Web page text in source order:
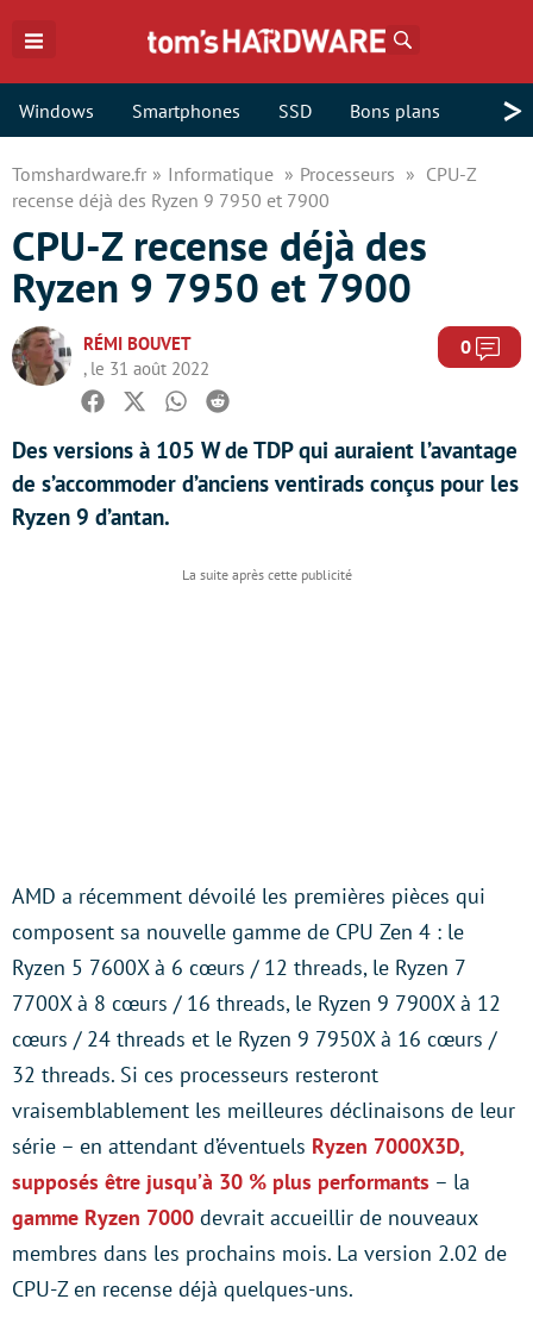
Windows Smartphones SSD Bons plans >
Tomshardware.fr Informatique Processeurs
CPU-Z
recense déjà des Ryzen 9 7950 et 7900
CPU-Z recense déjà des
Ryzen 9 7950 et 7900
RÉMI BOUVET
, le 31 août 2022
0
Facebook
TwitterWhatsapp
Reddit
Des versions à 105 W de TDP qui auraient l’avantage
de s’accommoder d’anciens ventirads conçus pour les
Ryzen 9 d’antan.
AMD a récemment dévoilé les premières pièces qui
composent sa nouvelle gamme de CPU Zen 4 : le
Ryzen 5 7600X à 6 cœurs / 12 threads, le Ryzen 7
7700X à 8 cœurs / 16 threads, le Ryzen 9 7900X à 12
cœurs / 24 threads et le Ryzen 9 7950X à 16 cœurs /
32 threads. Si ces processeurs resteront
vraisemblablement les meilleures déclinaisons de leur
série – en attendant d’éventuels Ryzen 7000X3D,
supposés être jusqu’à 30 % plus performants – la
gamme Ryzen 7000 devrait accueillir de nouveaux
membres dans les prochains mois. La version 2.02 de
CPU-Z en recense déjà quelques-uns.